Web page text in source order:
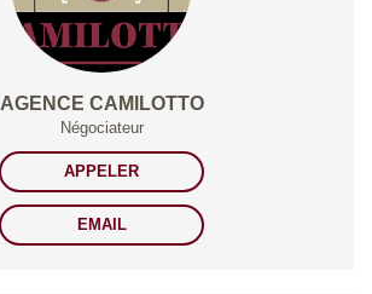
AGENCE CAMILOTTO
Négociateur
APPELER
EMAIL